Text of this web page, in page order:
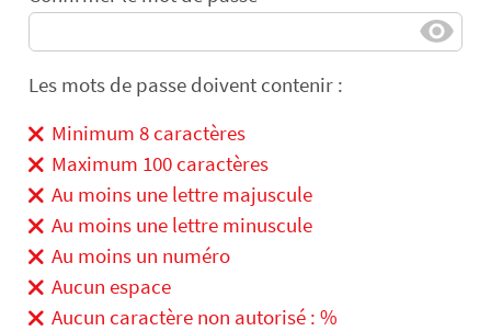
Les mots de passe doivent contenir :
Minimum 8 caractères
Maximum 100 caractères
Au moins une lettre majuscule
Au moins une lettre minuscule
Au moins un numéro
Aucun espace
Aucun caractère non autorisé : %